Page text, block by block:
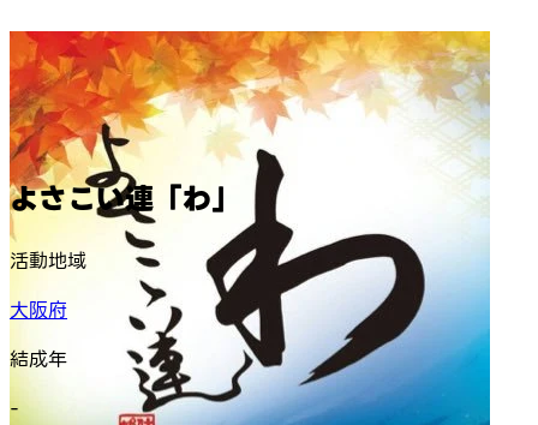
よさこい連「わ」
活動地域
大阪府
結成年
-